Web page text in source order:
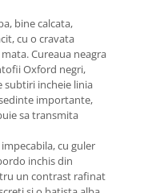
bine calcata,
cu o cravata
Cureaua neagra
Oxford negri,
subtiri incheie linia
importante,
sa transmita
cu guler
inchis din
un contrast rafinat